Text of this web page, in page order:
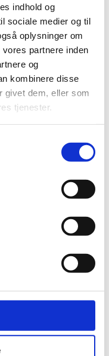
indhold og
sociale medier og til
oplysninger om
partnere inden
og
kombinere disse
givet dem, eller som
tjenester.
på Østerbro i
på Østerbro i